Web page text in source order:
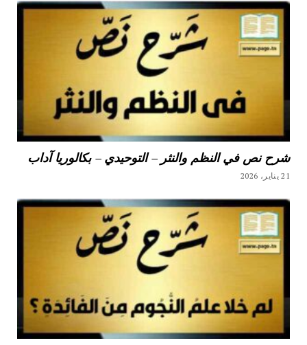
شرح نص في النظم والنثر – التوحيدي – بكالوريا آداب
21 يناير، 2026